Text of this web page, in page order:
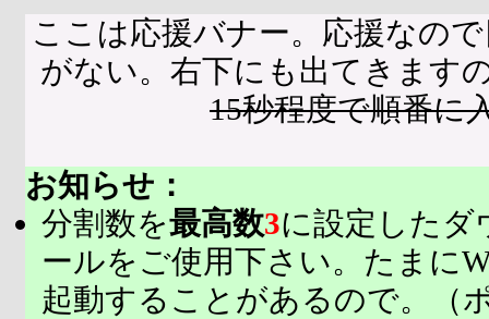
ここは応援バナー。応援なの
がない。右下にも出てきます
15秒程度で順番に
お知らせ：
分割数を最高数3に設定したダ
ールをご使用下さい。たまに
起動することがあるので。（